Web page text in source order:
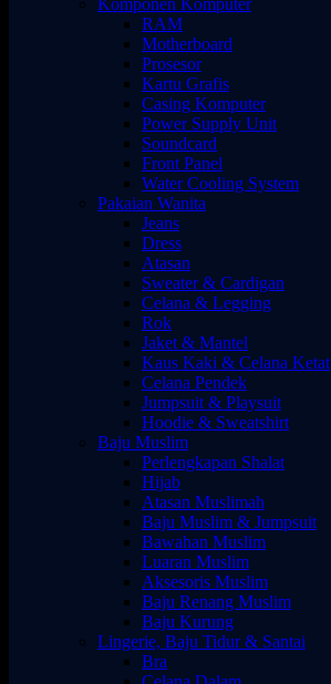
Komponen Komputer
RAM
Motherboard
Prosesor
Kartu Grafis
Casing Komputer
Power Supply Unit
Soundcard
Front Panel
Water Cooling System
Pakaian Wanita
Jeans
Dress
Atasan
Sweater & Cardigan
Celana & Legging
Rok
Jaket & Mantel
Kaus Kaki & Celana Ketat
Celana Pendek
Jumpsuit & Playsuit
Hoodie & Sweatshirt
Baju Muslim
Perlengkapan Shalat
Hijab
Atasan Muslimah
Baju Muslim & Jumpsuit
Bawahan Muslim
Luaran Muslim
Aksesoris Muslim
Baju Renang Muslim
Baju Kurung
Lingerie, Baju Tidur & Santai
Bra